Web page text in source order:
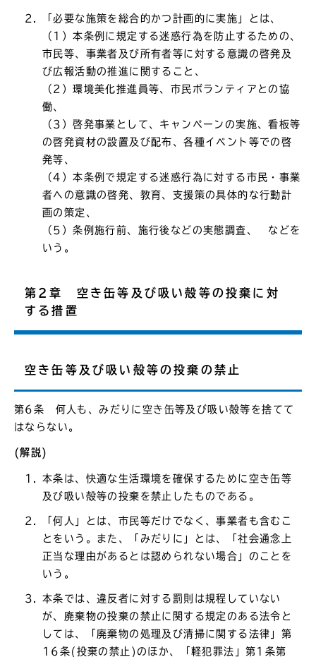
「必要な施策を総合的かつ計画的に実施」とは、
（1）本条例に規定する迷惑行為を防止するための、
市民等、事業者及び所有者等に対する意識の啓発及
び広報活動の推進に関すること、
（2）環境美化推進員等、市民ボランティアとの協
働、
（3）啓発事業として、キャンペーンの実施、看板等
の啓発資材の設置及び配布、各種イベント等での啓
発等、
（4）本条例で規定する迷惑行為に対する市民・事業
者への意識の啓発、教育、支援策の具体的な行動計
画の策定、
（5）条例施行前、施行後などの実態調査、 などを
いう。
第2章 空き缶等及び吸い殻等の投棄に対
する措置
空き缶等及び吸い殻等の投棄の禁止
第6条 何人も、みだりに空き缶等及び吸い殻等を捨てて
はならない。
(解説)
本条は、快適な生活環境を確保するために空き缶等
及び吸い殻等の投棄を禁止したものである。
「何人」とは、市民等だけでなく、事業者も含むこ
とをいう。また、「みだりに」とは、「社会通念上
正当な理由があるとは認められない場合」のことを
いう。
本条では、違反者に対する罰則は規程していない
が、廃棄物の投棄の禁止に関する規定のある法令と
しては、「廃棄物の処理及び清掃に関する法律」第
16条(投棄の禁止)のほか、「軽犯罪法」第1条第